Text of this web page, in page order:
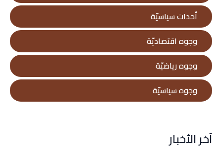
أحداث سياسيّة
وجوه اقتصاديّة
وجوه رياضيّة
وجوه سياسيّة
آخر الأخبار